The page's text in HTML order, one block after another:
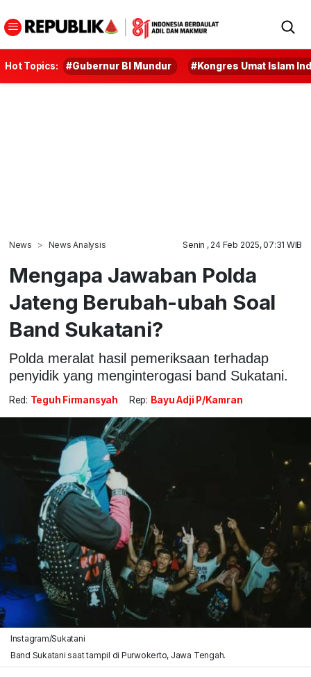
Hot Topics: #Gubernur BI Mundur #Kongres Umat Islam
News News Analysis Senin , 24 Feb 2025, 07:31 WIB
Mengapa Jawaban Polda
Jateng Berubah-ubah Soal
Band Sukatani?
Polda meralat hasil pemeriksaan terhadap
penyidik yang menginterogasi band Sukatani.
Red: Teguh Firmansyah Rep: Bayu Adji P/Kamran
Instagram/Sukatani
Band Sukatani saat tampil di Purwokerto, Jawa Tengah.